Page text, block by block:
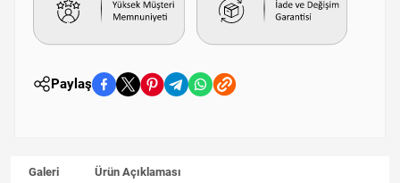
Paylaş
Galeri Ürün Açıklaması